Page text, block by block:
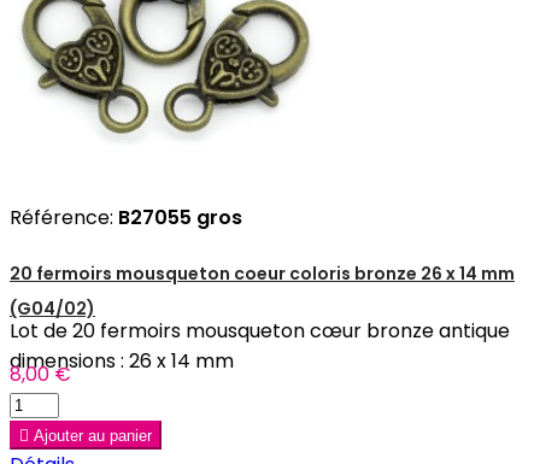
Référence: B27055 gros
20 fermoirs mousqueton coeur coloris bronze 26 x 14 mm
(G04/02)
Lot de 20 fermoirs mousqueton cœur bronze antique
dimensions : 26 x 14 mm
8,00 €
 Ajouter au panier